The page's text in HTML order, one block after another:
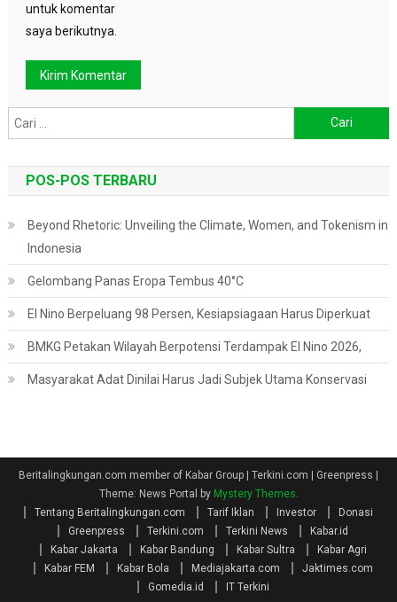
untuk komentar
saya berikutnya.
untuk:
POS-POS TERBARU
Beyond Rhetoric: Unveiling the Climate, Women, and Tokenism in
Indonesia
Gelombang Panas Eropa Tembus 40°C
El Nino Berpeluang 98 Persen, Kesiapsiagaan Harus Diperkuat
BMKG Petakan Wilayah Berpotensi Terdampak El Nino 2026,
Masyarakat Adat Dinilai Harus Jadi Subjek Utama Konservasi
Beritalingkungan.com member of Kabar Group | Terkini.com | Greenpress |
Theme: News Portal by Mystery Themes
Tentang Beritalingkungan.com
Tarif Iklan Investor
Donasi
Greenpress
Terkini.com Terkini News
Kabar.id
Kabar Jakarta
Kabar Bandung Kabar Sultra
Kabar Agri
Kabar FEM
Kabar Bola Mediajakarta.com
Jaktimes.com
Gomedia.id
IT Terkini